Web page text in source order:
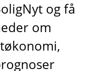
og få
om